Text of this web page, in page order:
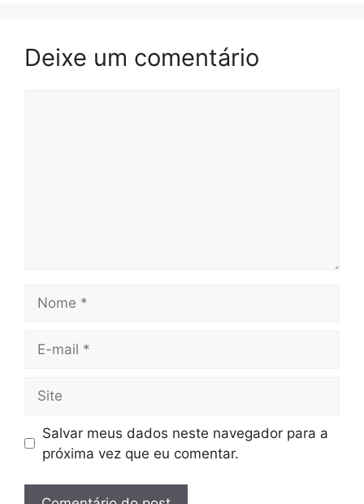
Deixe um comentário
mail
Salvar meus dados neste navegador para a
próxima vez que eu comentar.